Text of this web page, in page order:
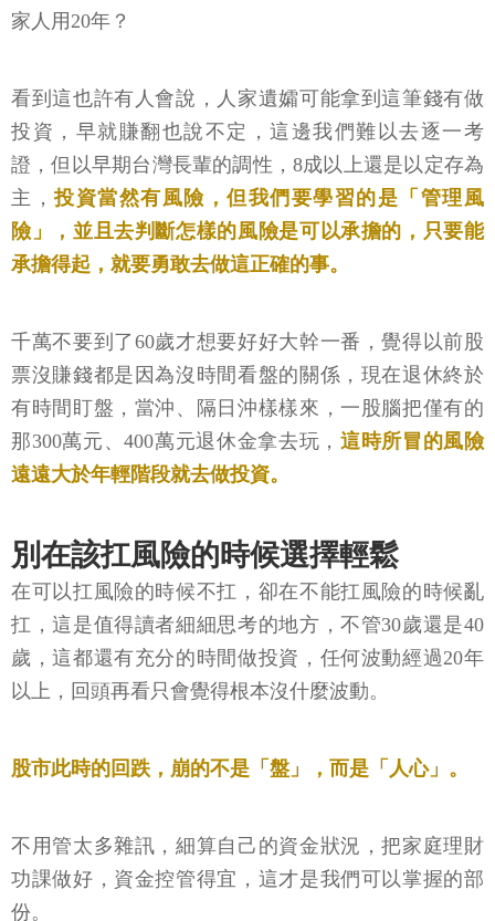
家人用20年？
看到這也許有人會說，人家遺孀可能拿到這筆錢有做
投資，早就賺翻也說不定，這邊我們難以去逐一考
證，但以早期台灣長輩的調性，8成以上還是以定存為
主，投資當然有風險，但我們要學習的是「管理風
險」，並且去判斷怎樣的風險是可以承擔的，只要能
承擔得起，就要勇敢去做這正確的事。
千萬不要到了60歲才想要好好大幹一番，覺得以前股
票沒賺錢都是因為沒時間看盤的關係，現在退休終於
有時間盯盤，當沖、隔日沖樣樣來，一股腦把僅有的
那300萬元、400萬元退休金拿去玩， 這時所冒的風險
遠遠大於年輕階段就去做投資。
別在該扛風險的時候選擇輕鬆
在可以扛風險的時候不扛，卻在不能扛風險的時候亂
扛，這是值得讀者細細思考的地方，不管30歲還是40
歲，這都還有充分的時間做投資，任何波動經過20年
以上，回頭再看只會覺得根本沒什麼波動。
股市此時的回跌，崩的不是「盤」，而是「人心」。
不用管太多雜訊，細算自己的資金狀況，把家庭理財
功課做好，資金控管得宜，這才是我們可以掌握的部
份。